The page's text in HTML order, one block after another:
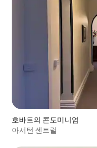
호바트의 콘도미니엄
아서턴 센트럴